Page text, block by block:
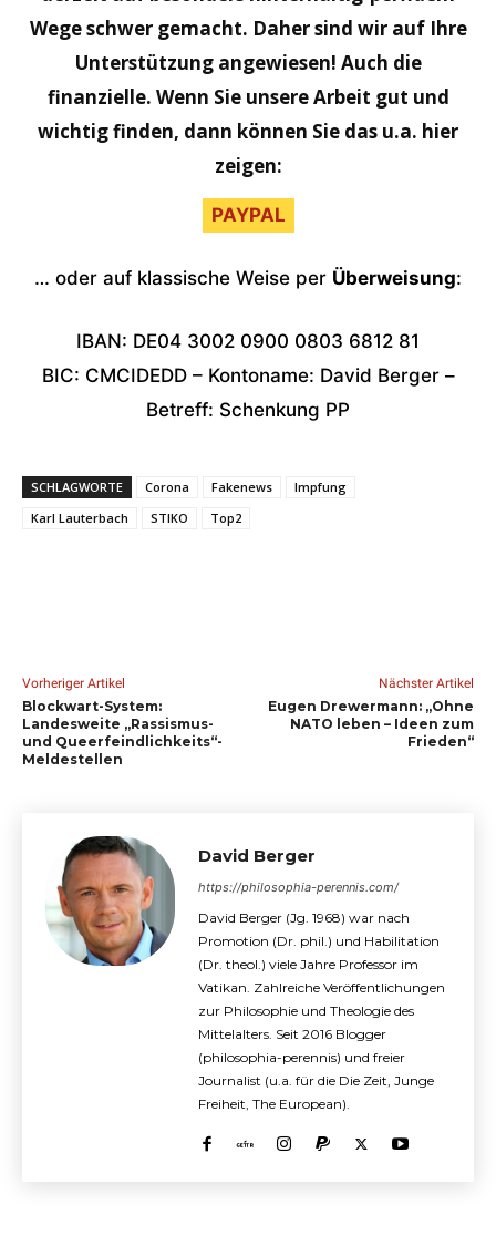
Wege schwer gemacht. Daher sind wir auf Ihre
Unterstützung angewiesen! Auch die
finanzielle. Wenn Sie unsere Arbeit gut und
wichtig finden, dann können Sie das u.a. hier
zeigen:
PAYPAL
… oder auf klassische Weise per Überweisung:
IBAN: DE04 3002 0900 0803 6812 81
BIC: CMCIDEDD – Kontoname: David Berger –
Betreff: Schenkung PP
SCHLAGWORTE Corona Fakenews
Impfung
Karl Lauterbach
STIKO Top2
Vorheriger Artikel
Blockwart-System:
Landesweite „Rassismus-
und Queerfeindlichkeits“-
Meldestellen
Nächster Artikel
Eugen Drewermann: „Ohne
NATO leben – Ideen zum
Frieden“
David Berger
https://philosophia-perennis.com/
David Berger (Jg. 1968) war nach
Promotion (Dr. phil.) und Habilitation
(Dr. theol.) viele Jahre Professor im
Vatikan. Zahlreiche Veröffentlichungen
zur Philosophie und Theologie des
Mittelalters. Seit 2016 Blogger
(philosophia-perennis) und freier
Journalist (u.a. für die Die Zeit, Junge
Freiheit, The European).